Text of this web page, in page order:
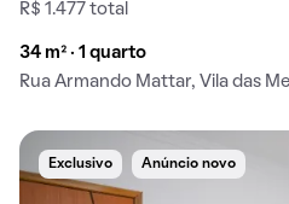
R$ 1.477 total
34 m² · 1 quarto
Rua Armando Mattar, Vila das
Exclusivo Anúncio novo